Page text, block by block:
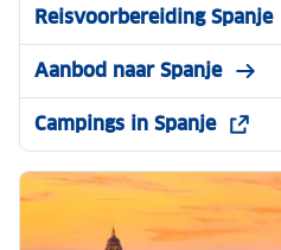
Reisvoorbereiding Spanje
Aanbod naar Spanje
Campings in Spanje